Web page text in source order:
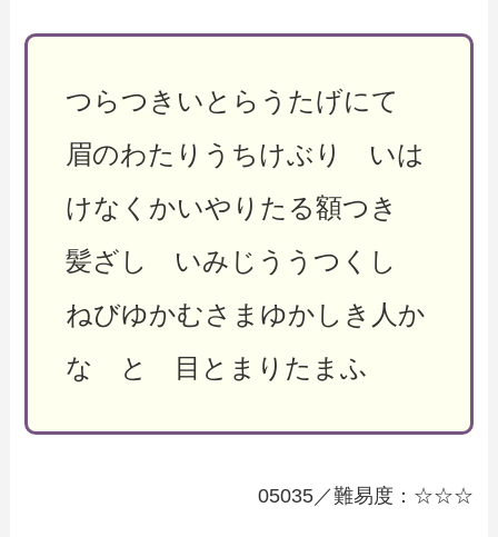
つらつきいとらうたげにて
眉のわたりうちけぶり いは
けなくかいやりたる額つき
髪ざし いみじううつくし
ねびゆかむさまゆかしき人か
な と 目とまりたまふ
05035／難易度：☆☆☆